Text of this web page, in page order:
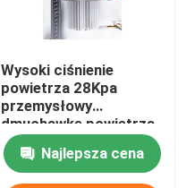
Wysoki ciśnienie
powietrza 28Kpa
przemysłowy
dmuchawkę powietrza
dla ogniw paliwowych
10KW Najlepsza cena